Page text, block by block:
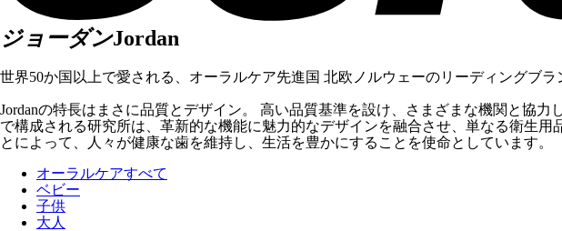
ジョーダンJordan
世界50か国以上で愛される、オーラルケア先進国 北欧ノルウェーのリーディングブラ
Jordanの特長はまさに品質とデザイン。 高い品質基準を設け、さまざまな機関と協
で構成される研究所は、革新的な機能に魅力的なデザインを融合させ、単なる衛生
とによって、人々が健康な歯を維持し、生活を豊かにすることを使命としています。
オーラルケアすべて
ベビー
子供
大人